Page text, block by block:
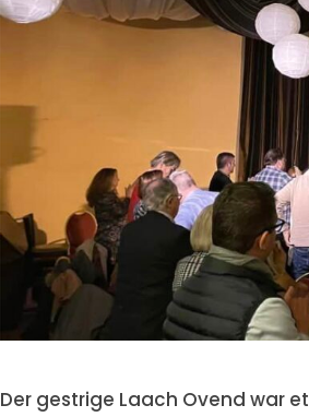
Der gestrige Laach Ovend war